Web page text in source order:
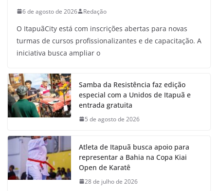
6 de agosto de 2026 Redação
O ItapuãCity está com inscrições abertas para novas
turmas de cursos profissionalizantes e de capacitação. A
iniciativa busca ampliar o
Samba da Resistência faz edição
especial com a Unidos de Itapuã e
entrada gratuita
5 de agosto de 2026
Atleta de Itapuã busca apoio para
representar a Bahia na Copa Kiai
Open de Karatê
28 de julho de 2026